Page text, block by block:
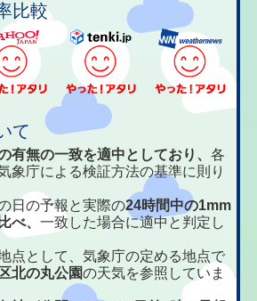
比較
て
有無の一致を適中としており、各
象庁による検証方法の基準に則り
日の予報と実際の24時間中の1mm
べ、一致した場合に適中と判定し
点として、気象庁の定める地点で
北の丸公園の天気を参照していま